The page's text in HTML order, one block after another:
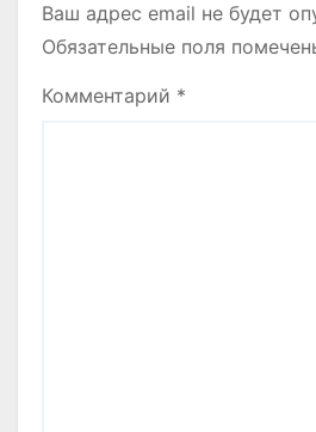
Ваш адрес email не будет
Обязательные поля
Комментарий *